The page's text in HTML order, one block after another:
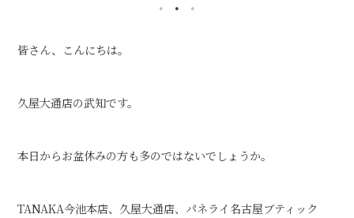
皆さん、こんにちは。
久屋大通店の武知です。
本日からお盆休みの方も多のではないでしょうか。
TANAKA今池本店、久屋大通店、パネライ名古屋ブティック